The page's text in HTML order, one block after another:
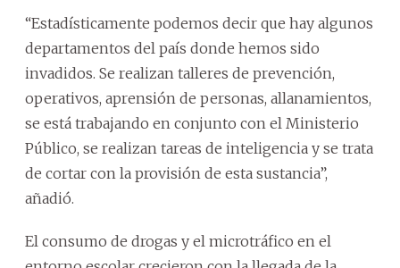
“Estadísticamente podemos decir que hay algunos
departamentos del país donde hemos sido
invadidos. Se realizan talleres de prevención,
operativos, aprensión de personas, allanamientos,
se está trabajando en conjunto con el Ministerio
Público, se realizan tareas de inteligencia y se trata
de cortar con la provisión de esta sustancia”,
añadió.
El consumo de drogas y el microtráfico en el